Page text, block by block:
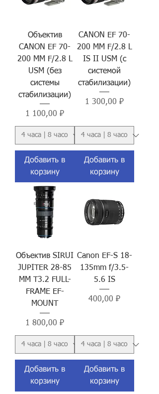
Объектив
CANON EF 70-
200 MM F/2.8 L
USM (без
системы
стабилизации)
Цена
1 100,00 ₽
Добавить в
корзину
CANON EF 70-
200 MM F/2.8 L
IS II USM (с
системой
стабилизации)
Цена
1 300,00 ₽
Добавить в
корзину
Объектив SIRUI
JUPITER 28-85
MM T3.2 FULL-
FRAME EF-
MOUNT
Цена
1 800,00 ₽
Добавить в
корзину
Canon EF-S 18-
135mm f/3.5-
5.6 IS
Цена
400,00 ₽
Добавить в
корзину